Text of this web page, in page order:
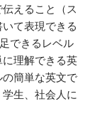
えること（ス
て表現できる
できるレベル
理解できる英
簡単な英文で
生、社会人に